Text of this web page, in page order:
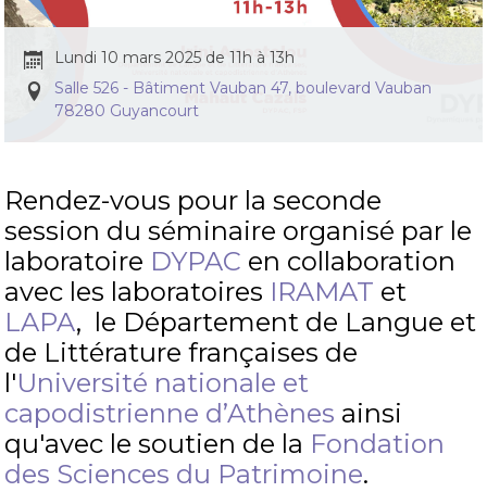
Lundi 10 mars 2025 de 11h à 13h
Salle 526 - Bâtiment Vauban 47, boulevard Vauban
78280 Guyancourt
Rendez-vous pour la seconde
session du séminaire organisé par le
laboratoire DYPAC en collaboration
avec les laboratoires IRAMAT et
LAPA, le Département de Langue et
de Littérature françaises de
l'Université nationale et
capodistrienne d’Athènes ainsi
qu'avec le soutien de la Fondation
des Sciences du Patrimoine.